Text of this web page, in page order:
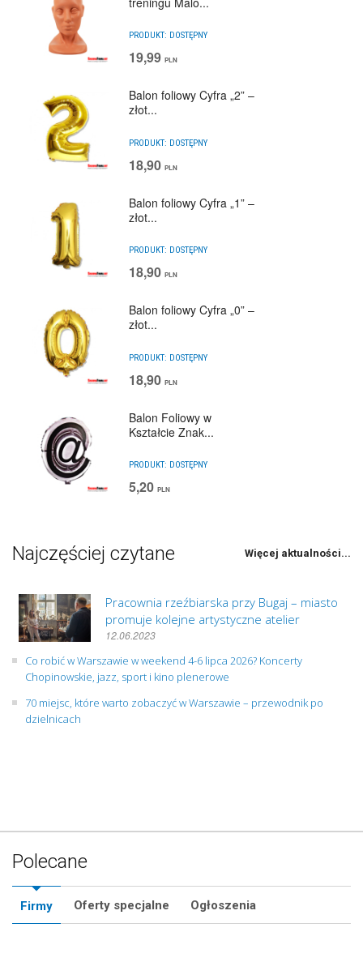
PRODUKT: DOSTĘPNY
19,99 PLN
Balon foliowy Cyfra „2” –
złot...
PRODUKT: DOSTĘPNY
18,90 PLN
Balon foliowy Cyfra „1” –
złot...
PRODUKT: DOSTĘPNY
18,90 PLN
Balon foliowy Cyfra „0” –
złot...
PRODUKT: DOSTĘPNY
18,90 PLN
Balon Foliowy w
Kształcie Znak...
PRODUKT: DOSTĘPNY
5,20 PLN
Najczęściej czytane Więcej aktualności...
Pracownia rzeźbiarska przy Bugaj – miasto
promuje kolejne artystyczne atelier
12.06.2023
Co robić w Warszawie w weekend 4-6 lipca 2026? Koncerty
Chopinowskie, jazz, sport i kino plenerowe
70 miejsc, które warto zobaczyć w Warszawie – przewodnik po
dzielnicach
Polecane
Firmy Oferty specjalne Ogłoszenia